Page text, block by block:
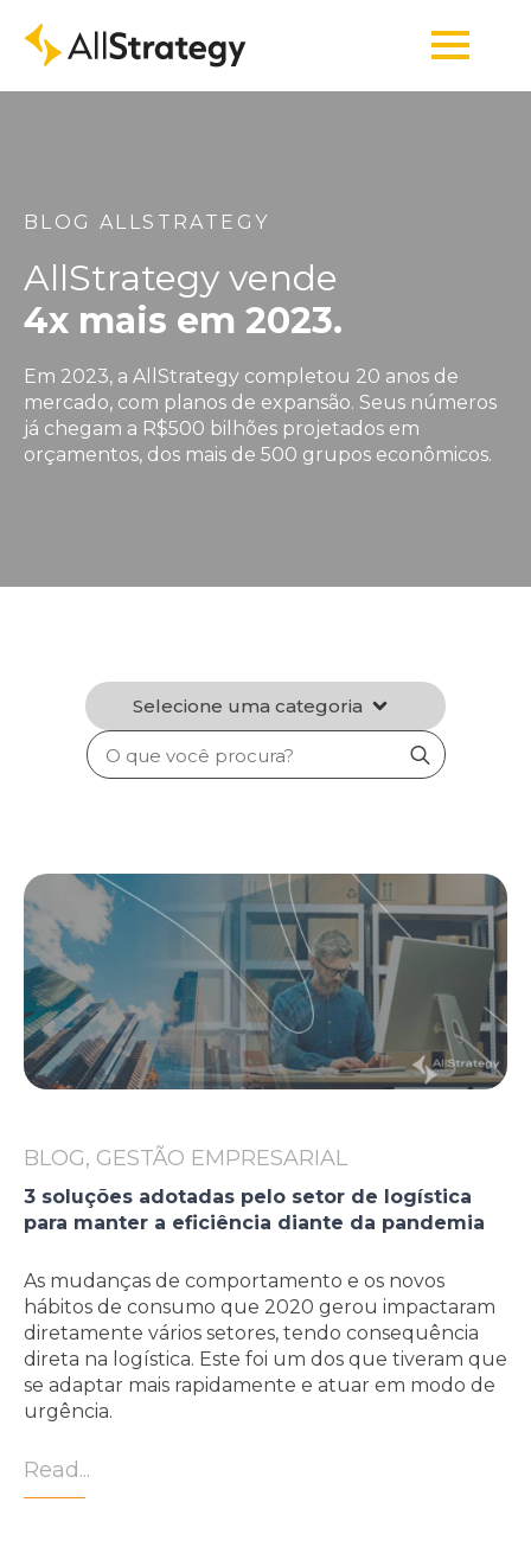
BLOG ALLSTRATEGY
AllStrategy vende
4x mais em 2023.
Em 2023, a AllStrategy completou 20 anos de
mercado, com planos de expansão. Seus números
já chegam a R$500 bilhões projetados em
orçamentos, dos mais de 500 grupos econômicos.
Selecione uma categoria
Search
for:
BLOG, GESTÃO EMPRESARIAL
3 soluções adotadas pelo setor de logística
para manter a eficiência diante da pandemia
As mudanças de comportamento e os novos
hábitos de consumo que 2020 gerou impactaram
diretamente vários setores, tendo consequência
direta na logística. Este foi um dos que tiveram que
se adaptar mais rapidamente e atuar em modo de
urgência.
Read...